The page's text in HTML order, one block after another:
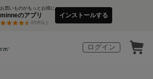
お買いものがもっとお得に
minneのアプリ
3万件以上
インストールする
ログイン